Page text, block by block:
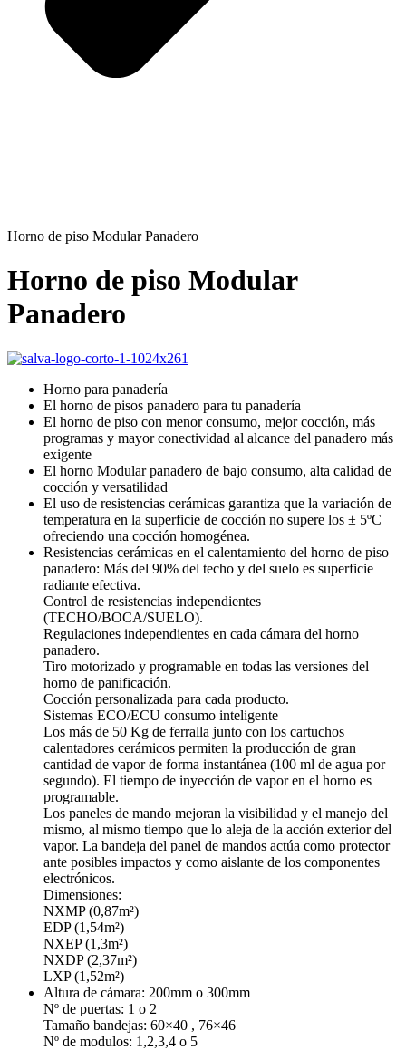
Horno de piso Modular Panadero
Horno de piso Modular
Panadero
Horno para panadería
El horno de pisos panadero para tu panadería
El horno de piso con menor consumo, mejor cocción, más
programas y mayor conectividad al alcance del panadero más
exigente
El horno Modular panadero de bajo consumo, alta calidad de
cocción y versatilidad
El uso de resistencias cerámicas garantiza que la variación de
temperatura en la superficie de cocción no supere los ± 5ºC
ofreciendo una cocción homogénea.
Resistencias cerámicas en el calentamiento del horno de piso
panadero: Más del 90% del techo y del suelo es superficie
radiante efectiva.
Control de resistencias independientes
(TECHO/BOCA/SUELO).
Regulaciones independientes en cada cámara del horno
panadero.
Tiro motorizado y programable en todas las versiones del
horno de panificación.
Cocción personalizada para cada producto.
Sistemas ECO/ECU consumo inteligente
Los más de 50 Kg de ferralla junto con los cartuchos
calentadores cerámicos permiten la producción de gran
cantidad de vapor de forma instantánea (100 ml de agua por
segundo). El tiempo de inyección de vapor en el horno es
programable.
Los paneles de mando mejoran la visibilidad y el manejo del
mismo, al mismo tiempo que lo aleja de la acción exterior del
vapor. La bandeja del panel de mandos actúa como protector
ante posibles impactos y como aislante de los componentes
electrónicos.
Dimensiones:
NXMP (0,87m²)
EDP (1,54m²)
NXEP (1,3m²)
NXDP (2,37m²)
LXP (1,52m²)
Altura de cámara: 200mm o 300mm
Nº de puertas: 1 o 2
Tamaño bandejas: 60×40 , 76×46
Nº de modulos: 1,2,3,4 o 5